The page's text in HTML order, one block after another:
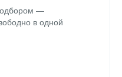
—
в одной